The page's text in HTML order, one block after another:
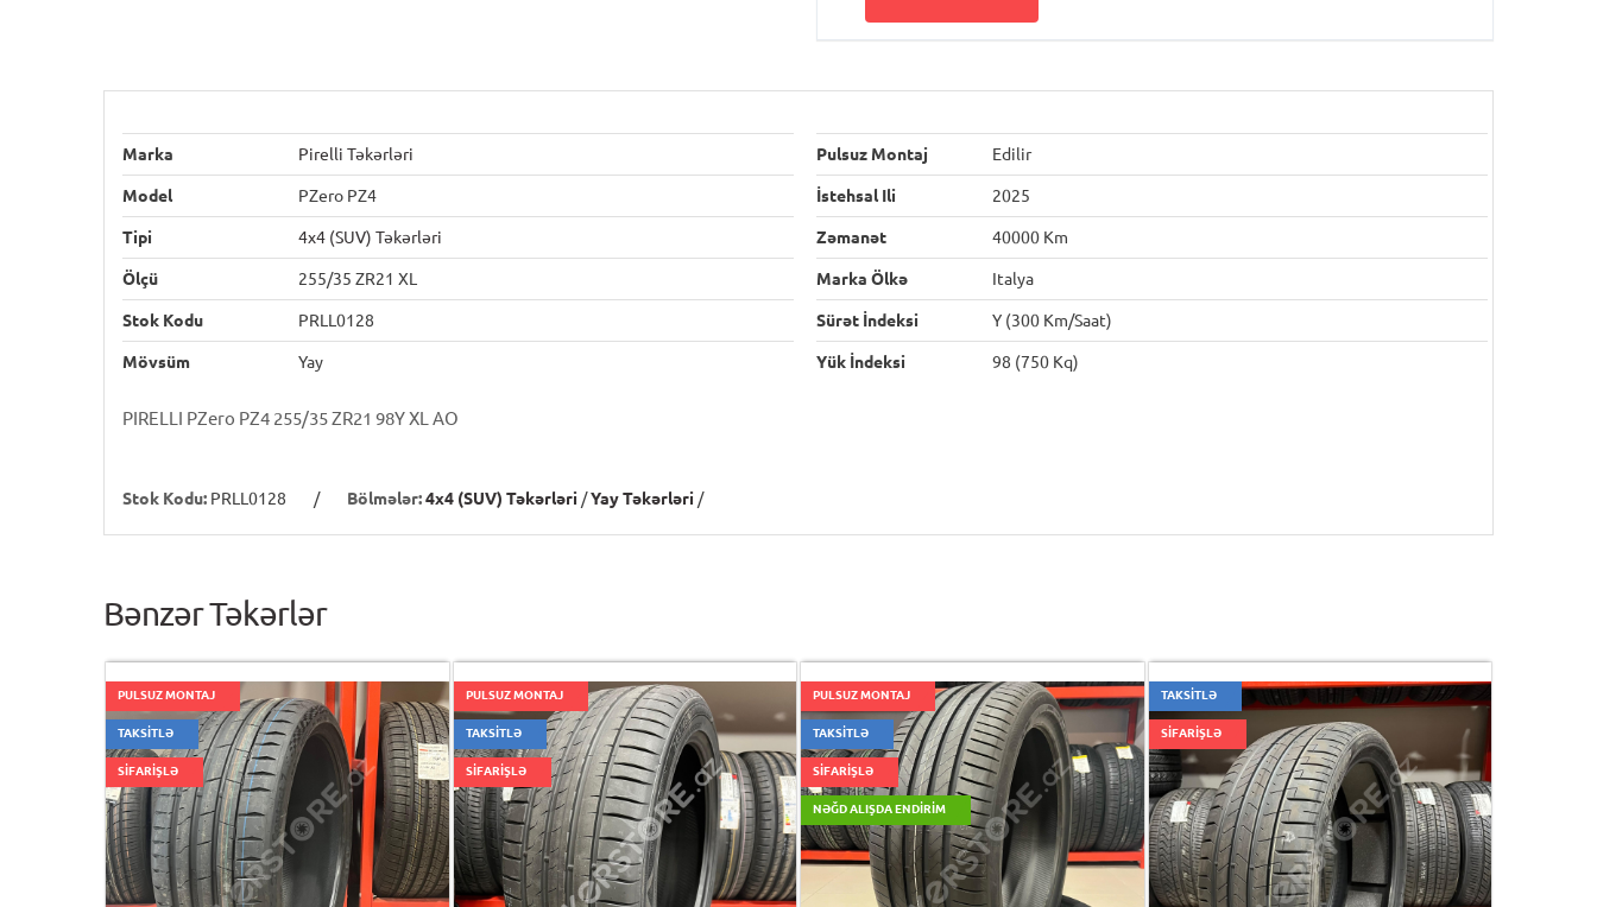
Marka Pirelli Təkərləri
Model PZero PZ4
Tipi 4x4 (SUV) Təkərləri
Ölçü 255/35 ZR21 XL
Stok Kodu PRLL0128
Mövsüm Yay
Pulsuz Montaj Edilir
İstehsal Ili 2025
Zəmanət 40000 Km
Marka Ölkə Italya
Sürət İndeksi Y (300 Km/saat)
Yük İndeksi 98 (750 Kq)
PIRELLI PZero PZ4 255/35 ZR21 98Y XL AO
Stok Kodu: PRLL0128 / Bölmələr:4x4 (SUV) Təkərləri /Yay Təkərləri /
Bənzər Təkərlər
PULSUZ MONTAJ
TAKSİTLƏ
SİFARİŞLƏ
PULSUZ MONTAJ
TAKSİTLƏ
SİFARİŞLƏ
PULSUZ MONTAJ
TAKSİTLƏ
SİFARİŞLƏ
NƏĞD ALIŞDA ENDIRIM
TAKSİTLƏ
SİFARİŞLƏ